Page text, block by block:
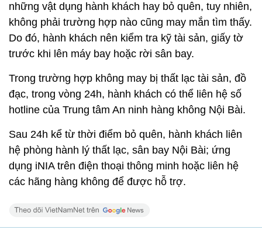
những vật dụng hành khách hay bỏ quên, tuy nhiên,
không phải trường hợp nào cũng may mắn tìm thấy.
Do đó, hành khách nên kiểm tra kỹ tài sản, giấy tờ
trước khi lên máy bay hoặc rời sân bay.
Trong trường hợp không may bị thất lạc tài sản, đồ
đạc, trong vòng 24h, hành khách có thể liên hệ số
hotline của Trung tâm An ninh hàng không Nội Bài.
Sau 24h kể từ thời điểm bỏ quên, hành khách liên
hệ phòng hành lý thất lạc, sân bay Nội Bài; ứng
dụng iNIA trên điện thoại thông minh hoặc liên hệ
các hãng hàng không để được hỗ trợ.